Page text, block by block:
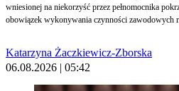
wniesionej na niekorzyść przez pełnomocnika
obowiązek wykonywania czynności zawodowych
Katarzyna Żaczkiewicz-Zborska
06.08.2026 | 05:42